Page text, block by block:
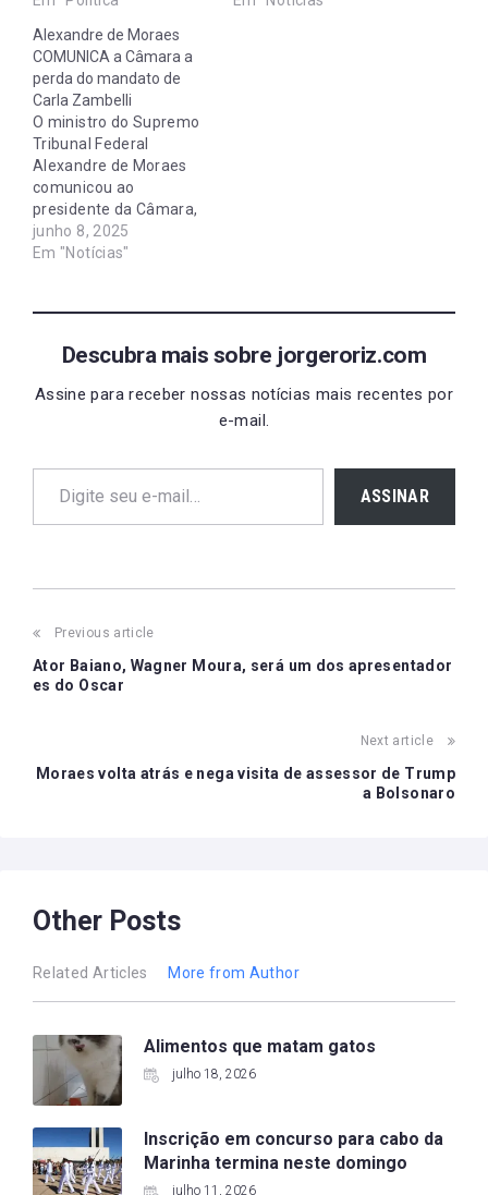
Alexandre de Moraes
COMUNICA a Câmara a
perda do mandato de
Carla Zambelli
O ministro do Supremo
Tribunal Federal
Alexandre de Moraes
comunicou ao
presidente da Câmara,
Hugo Motta
(Republicanos-PB), que
deputada federal
Zambelli (PL-SP),
invasão do site da CNJ
fazer…
junho 8, 2025
Em "Notícias"
Descubra mais sobre jorgeroriz.com
Assine para receber nossas notícias mais recentes por
e-mail.
Digite seu e-mail…
ASSINAR
Post
navigation
Previous article
Ator Baiano, Wagner Moura, será um dos apresentador
es do Oscar
Next article
Moraes volta atrás e nega visita de assessor de Trump
a Bolsonaro
Other Posts
Related Articles More from Author
Alimentos que matam gatos
julho 18, 2026
Inscrição em concurso para cabo da
Marinha termina neste domingo
julho 11, 2026